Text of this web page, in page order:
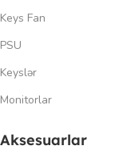
Keys Fan
PSU
Keyslər
Monitorlar
Aksesuarlar